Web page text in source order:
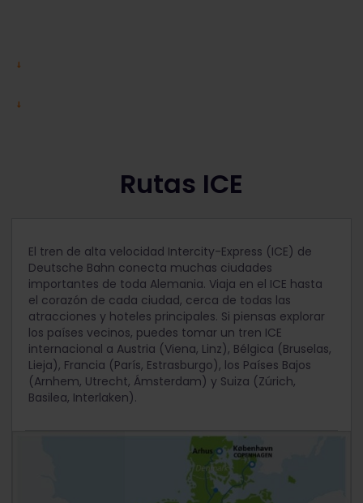
Rutas ICE
El tren de alta velocidad Intercity-Express (ICE) de
Deutsche Bahn conecta muchas ciudades
importantes de toda Alemania. Viaja en el ICE hasta
el corazón de cada ciudad, cerca de todas las
atracciones y hoteles principales. Si piensas explorar
los países vecinos, puedes tomar un tren ICE
internacional a Austria (Viena, Linz), Bélgica (Bruselas,
Lieja), Francia (París, Estrasburgo), los Países Bajos
(Arnhem, Utrecht, Ámsterdam) y Suiza (Zúrich,
Basilea, Interlaken).